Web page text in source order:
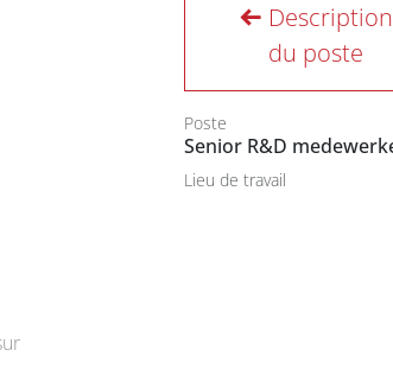
Description
du poste
Poste
Senior R&D
Lieu de travail